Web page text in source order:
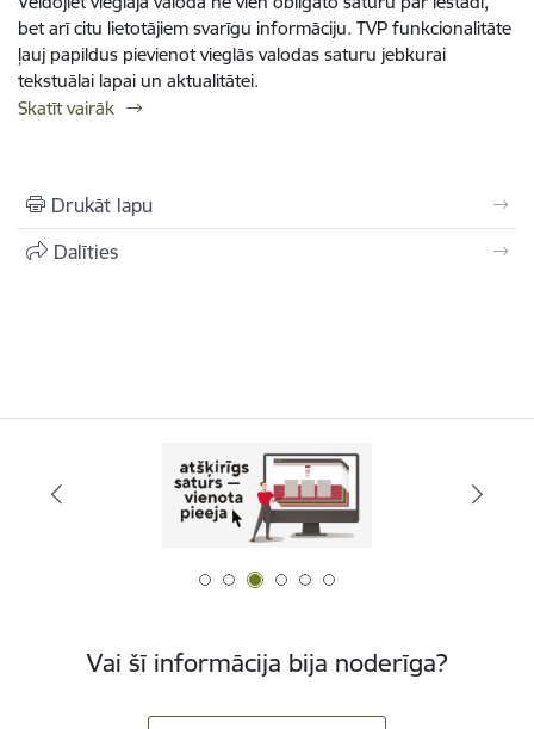
bet arī citu lietotājiem svarīgu informāciju. TVP funkcionalitāte
ļauj papildus pievienot vieglās valodas saturu jebkurai
tekstuālai lapai un aktualitātei.
Skatīt vairāk
Drukāt lapu
Dalīties
Vai šī informācija bija noderīga?